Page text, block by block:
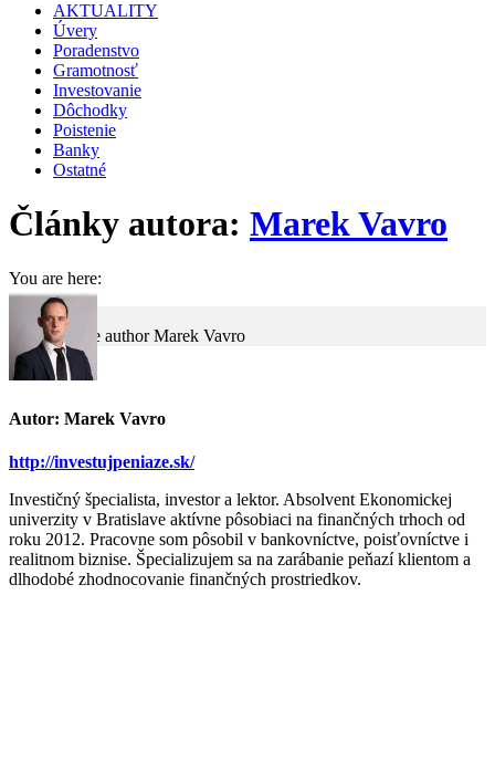
AKTUALITY
Úvery
Poradenstvo
Gramotnosť
Investovanie
Dôchodky
Poistenie
Banky
Ostatné
Články autora: Marek Vavro
You are here:
Home
Article author Marek Vavro
Autor: Marek Vavro
http://investujpeniaze.sk/
Investičný špecialista, investor a lektor. Absolvent Ekonomickej
univerzity v Bratislave aktívne pôsobiaci na finančných trhoch od
roku 2012. Pracovne som pôsobil v bankovníctve, poisťovníctve i
realitnom biznise. Špecializujem sa na zarábanie peňazí klientom a
dlhodobé zhodnocovanie finančných prostriedkov.